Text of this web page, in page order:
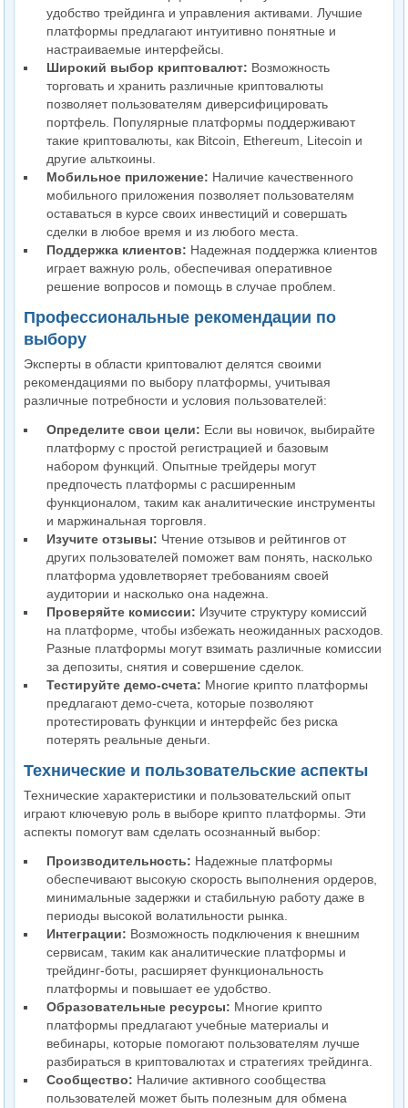
удобство трейдинга и управления активами. Лучшие
платформы предлагают интуитивно понятные и
настраиваемые интерфейсы.
Широкий выбор криптовалют: Возможность
торговать и хранить различные криптовалюты
позволяет пользователям диверсифицировать
портфель. Популярные платформы поддерживают
такие криптовалюты, как Bitcoin, Ethereum, Litecoin и
другие альткоины.
Мобильное приложение: Наличие качественного
мобильного приложения позволяет пользователям
оставаться в курсе своих инвестиций и совершать
сделки в любое время и из любого места.
Поддержка клиентов: Надежная поддержка клиентов
играет важную роль, обеспечивая оперативное
решение вопросов и помощь в случае проблем.
Профессиональные рекомендации по
выбору
Эксперты в области криптовалют делятся своими
рекомендациями по выбору платформы, учитывая
различные потребности и условия пользователей:
Определите свои цели: Если вы новичок, выбирайте
платформу с простой регистрацией и базовым
набором функций. Опытные трейдеры могут
предпочесть платформы с расширенным
функционалом, таким как аналитические инструменты
и маржинальная торговля.
Изучите отзывы: Чтение отзывов и рейтингов от
других пользователей поможет вам понять, насколько
платформа удовлетворяет требованиям своей
аудитории и насколько она надежна.
Проверяйте комиссии: Изучите структуру комиссий
на платформе, чтобы избежать неожиданных расходов.
Разные платформы могут взимать различные комиссии
за депозиты, снятия и совершение сделок.
Тестируйте демо-счета: Многие крипто платформы
предлагают демо-счета, которые позволяют
протестировать функции и интерфейс без риска
потерять реальные деньги.
Технические и пользовательские аспекты
Технические характеристики и пользовательский опыт
играют ключевую роль в выборе крипто платформы. Эти
аспекты помогут вам сделать осознанный выбор:
Производительность: Надежные платформы
обеспечивают высокую скорость выполнения ордеров,
минимальные задержки и стабильную работу даже в
периоды высокой волатильности рынка.
Интеграции: Возможность подключения к внешним
сервисам, таким как аналитические платформы и
трейдинг-боты, расширяет функциональность
платформы и повышает ее удобство.
Образовательные ресурсы: Многие крипто
платформы предлагают учебные материалы и
вебинары, которые помогают пользователям лучше
разбираться в криптовалютах и стратегиях трейдинга.
Сообщество: Наличие активного сообщества
пользователей может быть полезным для обмена